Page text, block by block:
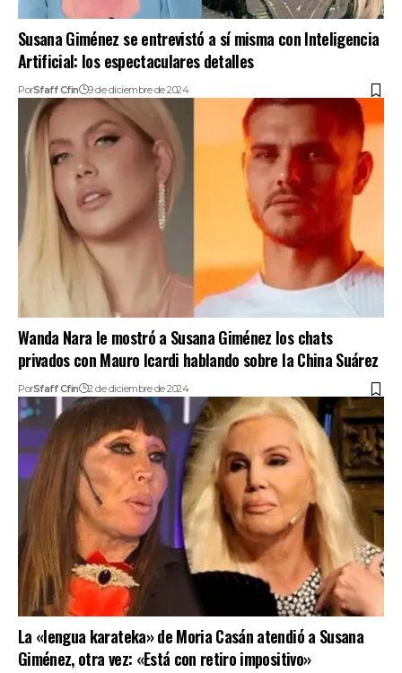
Susana Giménez se entrevistó a sí misma con Inteligencia
Artificial: los espectaculares detalles
PorSfaff Cfin 9 de diciembre de 2024
Wanda Nara le mostró a Susana Giménez los chats
privados con Mauro Icardi hablando sobre la China Suárez
PorSfaff Cfin 2 de diciembre de 2024
La «lengua karateka» de Moria Casán atendió a Susana
Giménez, otra vez: «Está con retiro impositivo»